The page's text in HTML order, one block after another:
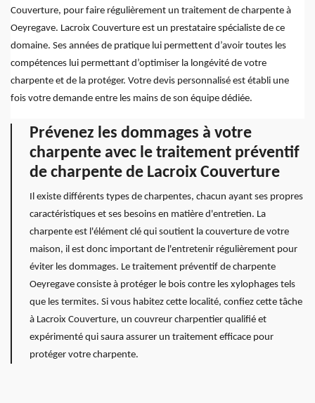
Couverture, pour faire régulièrement un traitement de charpente à
Oeyregave. Lacroix Couverture est un prestataire spécialiste de ce
domaine. Ses années de pratique lui permettent d’avoir toutes les
compétences lui permettant d’optimiser la longévité de votre
charpente et de la protéger. Votre devis personnalisé est établi une
fois votre demande entre les mains de son équipe dédiée.
Prévenez les dommages à votre
charpente avec le traitement préventif
de charpente de Lacroix Couverture
Il existe différents types de charpentes, chacun ayant ses propres
caractéristiques et ses besoins en matière d'entretien. La
charpente est l'élément clé qui soutient la couverture de votre
maison, il est donc important de l'entretenir régulièrement pour
éviter les dommages. Le traitement préventif de charpente
Oeyregave consiste à protéger le bois contre les xylophages tels
que les termites. Si vous habitez cette localité, confiez cette tâche
à Lacroix Couverture, un couvreur charpentier qualifié et
expérimenté qui saura assurer un traitement efficace pour
protéger votre charpente.